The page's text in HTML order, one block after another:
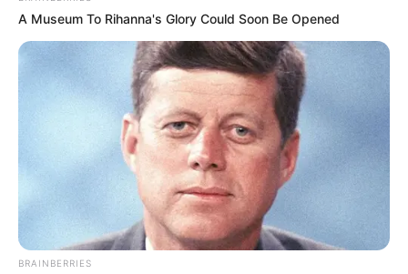
A Museum To Rihanna's Glory Could Soon Be Opened
BRAINBERRIES